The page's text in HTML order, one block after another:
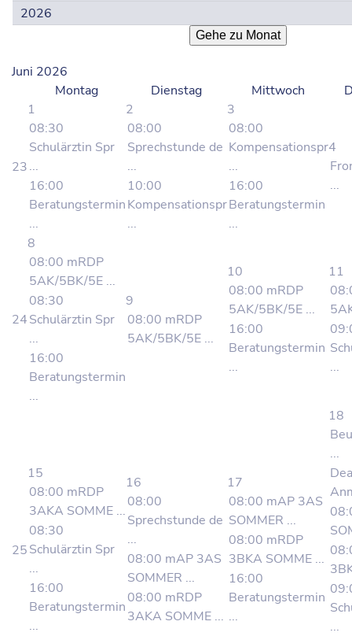
Gehe zu Monat
Juni 2026
Montag
Dienstag Mittwoch
23
1
08:30
Schulärztin Spr
...
16:00
Beratungstermin
...
2
08:00
Sprechstunde de
...
10:00
Kompensationspr
...
3
08:00
Kompensationspr
...
16:00
Beratungstermin
...
4
...
24
8
08:00 mRDP
5AK/5BK/5E ...
08:30
Schulärztin Spr
...
16:00
Beratungstermin
...
9
08:00 mRDP
5AK/5BK/5E ...
10
08:00 mRDP
5AK/5BK/5E ...
16:00
Beratungstermin
...
11
...
25
15
08:00 mRDP
3AKA SOMME ...
08:30
Schulärztin Spr
...
16:00
Beratungstermin
...
16
08:00
Sprechstunde de
...
08:00 mAP 3AS
SOMMER ...
08:00 mRDP
3AKA SOMME ...
17
08:00 mAP 3AS
SOMMER ...
08:00 mRDP
3BKA SOMME ...
16:00
Beratungstermin
...
18
...
...